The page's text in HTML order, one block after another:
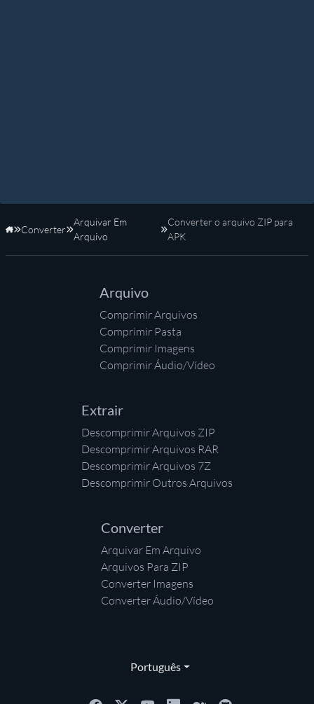
Início
Converter
Arquivar Em
Arquivo
Converter o arquivo ZIP para
APK
Arquivo
Comprimir Arquivos
Comprimir Pasta
Comprimir Imagens
Comprimir Áudio/Vídeo
Extrair
Descomprimir Arquivos ZIP
Descomprimir Arquivos RAR
Descomprimir Arquivos 7Z
Descomprimir Outros Arquivos
Converter
Arquivar Em Arquivo
Arquivos Para ZIP
Converter Imagens
Converter Áudio/Vídeo
Português